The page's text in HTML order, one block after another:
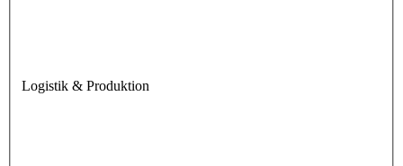
Logistik & Produktion